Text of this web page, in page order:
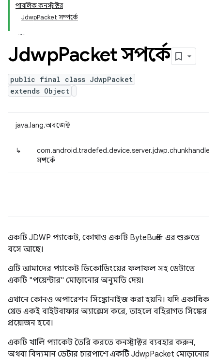
পাবলিক কনস্ট্রাক্টর
JdwpPacket সম্পর্কে
JdwpPacket সম্পর্কে
public final class JdwpPacket
extends Object
java.lang.অবজেক্ট
↳
সম্পর্কে
একটি JDWP প্যাকেট, কোথাও একটি ByteBuffer এর শুরুতে
বসে আছে।
এটি আমাদের প্যাকেট ডিকোডিংয়ের ফলাফল সহ ডেটাতে
একটি "পয়েন্টার" মোড়ানোর অনুমতি দেয়।
এখানে কোনও অপারেশন সিঙ্ক্রোনাইজ করা হয়নি। যদি একাধিক
থ্রেড একই বাইটবাফার অ্যাক্সেস করে, তাহলে বহিরাগত সিঙ্কের
প্রয়োজন হবে।
একটি খালি প্যাকেট তৈরি করতে কনস্ট্রাক্টর ব্যবহার করুন,
অথবা বিদ্যমান ডেটার চারপাশে একটি JdwpPacket মোড়ানোর